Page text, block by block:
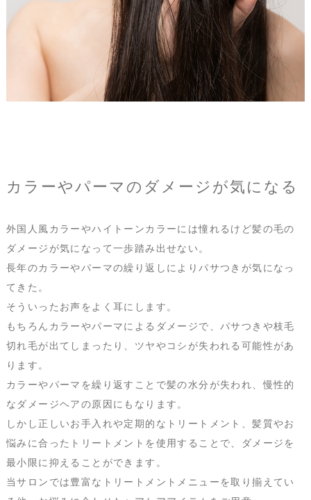
カラーやパーマのダメージが気になる
外国人風カラーやハイトーンカラーには憧れるけど髪の毛の
ダメージが気になって一歩踏み出せない。
長年のカラーやパーマの繰り返しによりパサつきが気になっ
てきた。
そういったお声をよく耳にします。
もちろんカラーやパーマによるダメージで、パサつきや枝毛
切れ毛が出てしまったり、ツヤやコシが失われる可能性があ
ります。
カラーやパーマを繰り返すことで髪の水分が失われ、慢性的
なダメージヘアの原因にもなります。
しかし正しいお手入れや定期的なトリートメント、髪質やお
悩みに合ったトリートメントを使用することで、ダメージを
最小限に抑えることができます。
当サロンでは豊富なトリートメントメニューを取り揃えてい